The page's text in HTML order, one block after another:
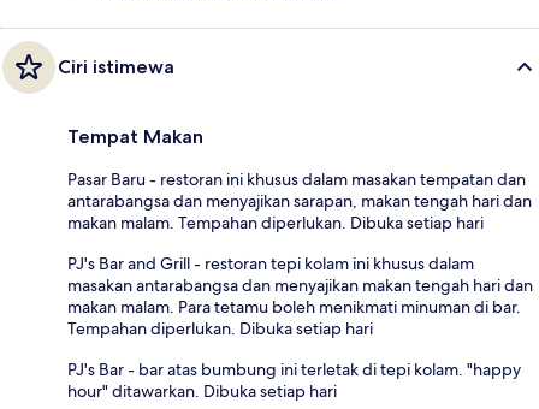
Ciri istimewa
Tempat Makan
Pasar Baru - restoran ini khusus dalam masakan tempatan dan
antarabangsa dan menyajikan sarapan, makan tengah hari dan
makan malam. Tempahan diperlukan. Dibuka setiap hari
PJ's Bar and Grill - restoran tepi kolam ini khusus dalam
masakan antarabangsa dan menyajikan makan tengah hari dan
makan malam. Para tetamu boleh menikmati minuman di bar.
Tempahan diperlukan. Dibuka setiap hari
PJ's Bar - bar atas bumbung ini terletak di tepi kolam. "happy
hour" ditawarkan. Dibuka setiap hari